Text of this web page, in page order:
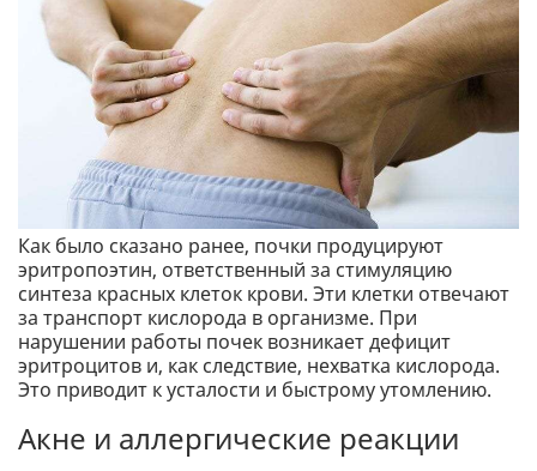
Как было сказано ранее, почки продуцируют
эритропоэтин, ответственный за стимуляцию
синтеза красных клеток крови. Эти клетки отвечают
за транспорт кислорода в организме. При
нарушении работы почек возникает дефицит
эритроцитов и, как следствие, нехватка кислорода.
Это приводит к усталости и быстрому утомлению.
Акне и аллергические реакции